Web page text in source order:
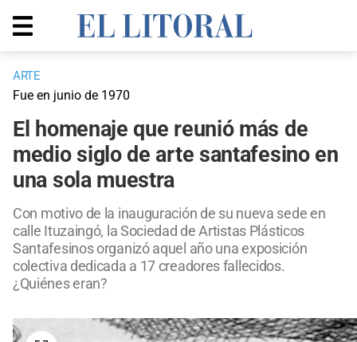
ARTE
Fue en junio de 1970
El homenaje que reunió más de
medio siglo de arte santafesino en
una sola muestra
Con motivo de la inauguración de su nueva sede en
calle Ituzaingó, la Sociedad de Artistas Plásticos
Santafesinos organizó aquel año una exposición
colectiva dedicada a 17 creadores fallecidos.
¿Quiénes eran?